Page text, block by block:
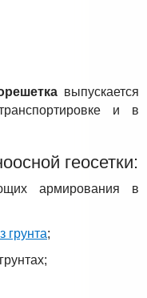
выпускается
и в
геосетки:
армирования в
грунта;